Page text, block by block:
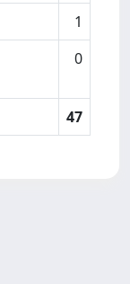
1
0
47